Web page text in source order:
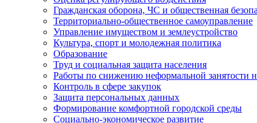
Гражданская оборона, ЧС и общественная
Территориально-общественное самоуправление
Управление имуществом и землеустройство
Культура, спорт и молодежная политика
Образование
Труд и социальная защита населения
Работы по снижению неформальной занятости
Контроль в сфере закупок
Защита персональных данных
Формирование комфортной городской среды
Социально-экономическое развитие